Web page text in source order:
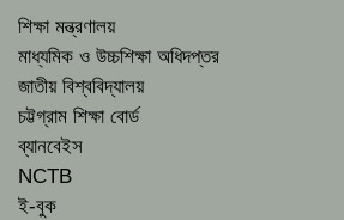
শিক্ষা মন্ত্রণালয়
মাধ্যমিক ও উচ্চশিক্ষা অধিদপ্তর
জাতীয় বিশ্ববিদ্যালয়
চট্টগ্রাম শিক্ষা বোর্ড
ব্যানবেইস
NCTB
ই-বুক